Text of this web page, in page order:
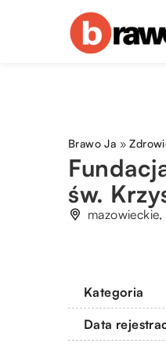
Brawo Ja »
św.
Kategoria
Data